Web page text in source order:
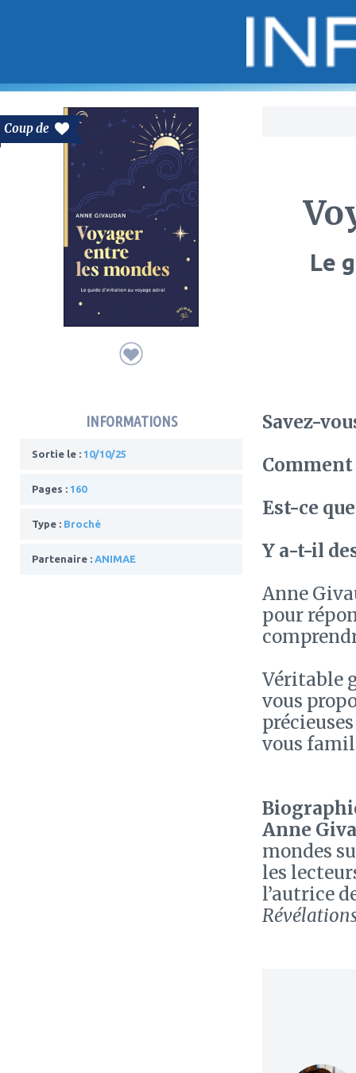
Coup de
INFORMATIONS
Sortie le : 10/10/25
Pages : 160
Type : Broché
Partenaire : ANIMAE
Le
Savez-
Est-ce
Y a-t-il
Anne
pour
Véritable
vous
vous
Anne
mondes
les
l’autrice